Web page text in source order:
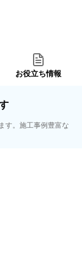
お役立ち情報
す。施工事例豊富な